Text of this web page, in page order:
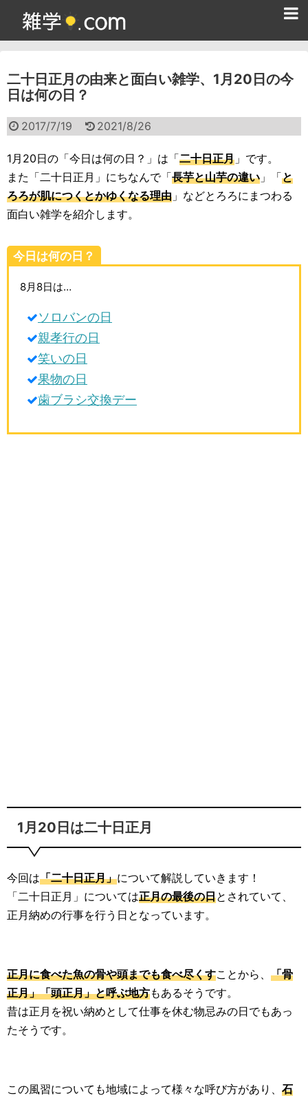
二十日正月の由来と面白い雑学、1月20日の今
日は何の日？
2017/7/19 2021/8/26
1月20日の「今日は何の日？」は「二十日正月 」です。
また「二十日正月」にちなんで「長芋と山芋の違い 」「と
ろろが肌につくとかゆくなる理由 」などとろろにまつわる
面白い雑学を紹介します。
今日は何の日？
8月8日は…
ソロバンの日
親孝行の日
笑いの日
果物の日
歯ブラシ交換デー
1月20日は二十日正月
今回は「二十日正月」について解説していきます！
「二十日正月」については正月の最後の日とされていて、
正月納めの行事を行う日となっています。
正月に食べた魚の骨や頭までも食べ尽くすことから、 「骨
正月」「頭正月」と呼ぶ地方もあるそうです。
昔は正月を祝い納めとして仕事を休む物忌みの日でもあっ
たそうです。
この風習についても地域によって様々な呼び方があり、 石
雑学クイズ問題集
面白い雑学
ためになる雑学
スポーツ雑学
動物雑学
歴史雑学
生活雑学
サイト情報